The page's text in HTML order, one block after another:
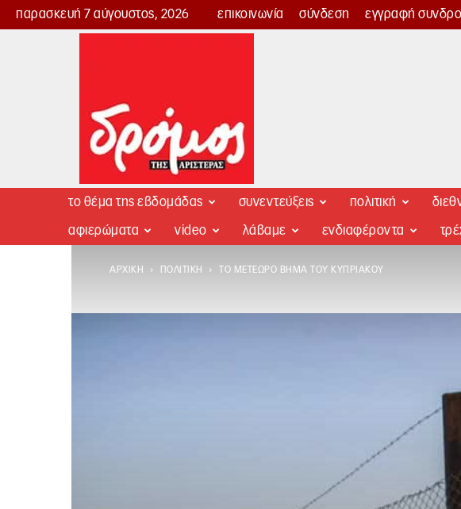
παρασκευή 7 αύγουστος, 2026 επικοινωνία σύνδεση εγγραφή
Δρόμος
το θέμα της εβδομάδας συνεντεύξεις πολιτική
αφιερώματα video λάβαμε ενδιαφέροντα
ΑΡΧΙΚΉ ΠΟΛΙΤΙΚΉ ΤΟ ΜΕΤΈΩΡΟ ΒΉΜΑ ΤΟΥ ΚΥΠΡΙΑΚΟΎ